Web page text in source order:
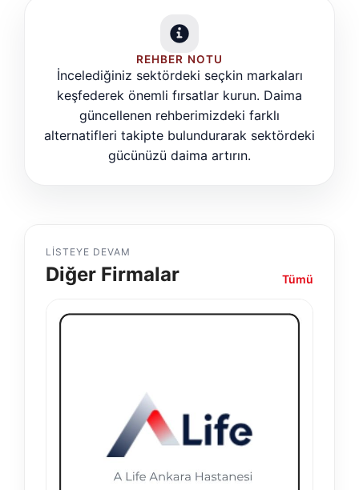
REHBER NOTU
İncelediğiniz sektördeki seçkin markaları
keşfederek önemli fırsatlar kurun. Daima
güncellenen rehberimizdeki farklı
alternatifleri takipte bulundurarak sektördeki
gücünüzü daima artırın.
LISTEYE DEVAM
Diğer Firmalar Tümü